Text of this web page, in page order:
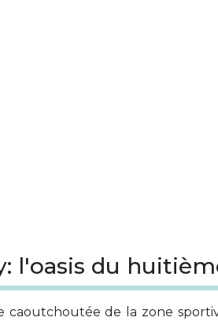
l'oasis du
caoutchoutée de la zone